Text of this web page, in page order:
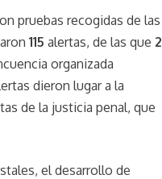
pruebas recogidas de las
115 alertas, de las que
organizada
dieron lugar a la
de la justicia penal, que
el desarrollo de